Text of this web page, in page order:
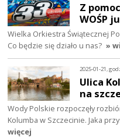
Z
WOŚP
Wielka Orkiestra Świątecznej
Co będzie się działo u nas? »
2025-01-21,
Ulica
na
Wody Polskie rozpoczęły
Kolumba w Szczecinie. Jaka
więcej